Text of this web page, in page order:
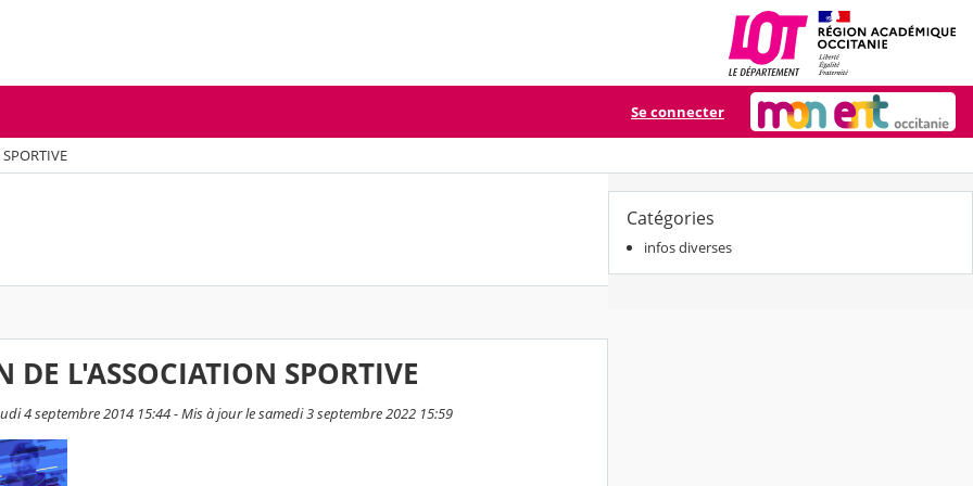
Se connecter
DE L'ASSOCIATION SPORTIVE
4 septembre 2014 15:44 - Mis à jour le samedi 3 septembre 2022 15:59
Catégories
infos diverses